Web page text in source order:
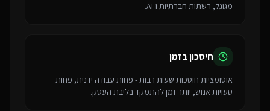
מגוגל, רשתות חברתיות ו-AI.
חיסכון בזמן
אוטומציות חוסכות שעות רבות - פחות עבודה ידנית, פחות
טעויות אנוש, יותר זמן להתמקד בליבת העסק.